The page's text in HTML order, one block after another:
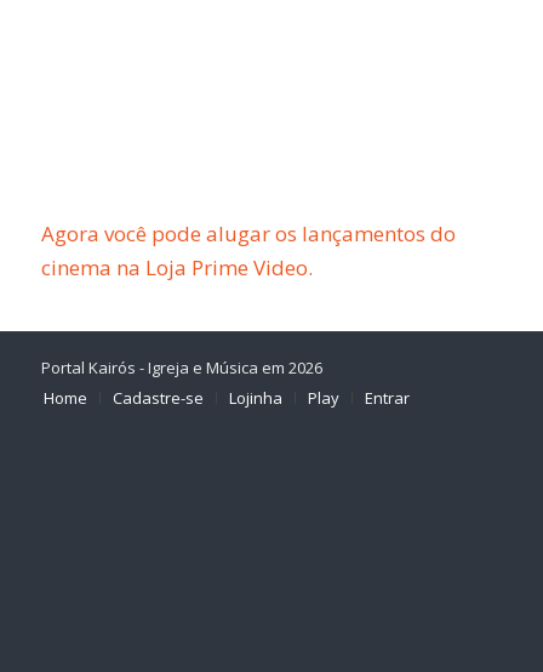
Agora você pode alugar os lançamentos do
cinema na Loja Prime Video.
Portal Kairós - Igreja e Música em 2026
Home
Cadastre-se Lojinha Play Entrar